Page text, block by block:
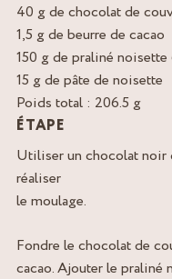
40 g de chocolat de
1,5 g de beurre de cacao
150 g de praliné noisette
15 g de pâte de noisette
Poids total : 206.5 g
ÉTAPE
Utiliser un chocolat noir
réaliser
le moulage.
Fondre le chocolat de
cacao. Ajouter le praliné